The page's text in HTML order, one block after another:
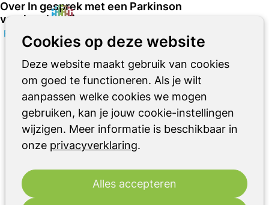
Cookies op deze website
Deze website maakt gebruik van cookies
om goed te functioneren. Als je wilt
aanpassen welke cookies we mogen
gebruiken, kan je jouw cookie-instellingen
wijzigen. Meer informatie is beschikbaar in
onze privacyverklaring.
Alles accepteren
Over In gesprek met een Parkinson
verpleegkundige
16
jun
14:00 - 16:00
In gesprek met een Parkinson
verpleegkundige
ontmoetingsplek voor mensen met de
ziekte van Parkinson, hun partners,